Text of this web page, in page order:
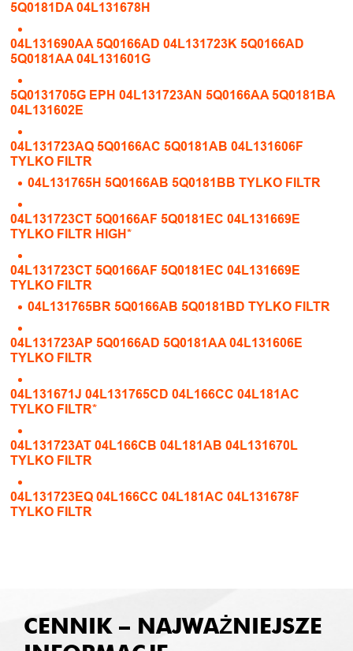
5Q0181DA 04L131678H
04L131690AA 5Q0166AD 04L131723K 5Q0166AD
5Q0181AA 04L131601G
5Q0131705G EPH 04L131723AN 5Q0166AA 5Q0181BA
04L131602E
04L131723AQ 5Q0166AC 5Q0181AB 04L131606F
TYLKO FILTR
04L131765H 5Q0166AB 5Q0181BB TYLKO FILTR
04L131723CT 5Q0166AF 5Q0181EC 04L131669E
TYLKO FILTR HIGH*
04L131723CT 5Q0166AF 5Q0181EC 04L131669E
TYLKO FILTR
04L131765BR 5Q0166AB 5Q0181BD TYLKO FILTR
04L131723AP 5Q0166AD 5Q0181AA 04L131606E
TYLKO FILTR
04L131671J 04L131765CD 04L166CC 04L181AC
TYLKO FILTR*
04L131723AT 04L166CB 04L181AB 04L131670L
TYLKO FILTR
04L131723EQ 04L166CC 04L181AC 04L131678F
TYLKO FILTR
CENNIK – NAJWAŻNIEJSZE